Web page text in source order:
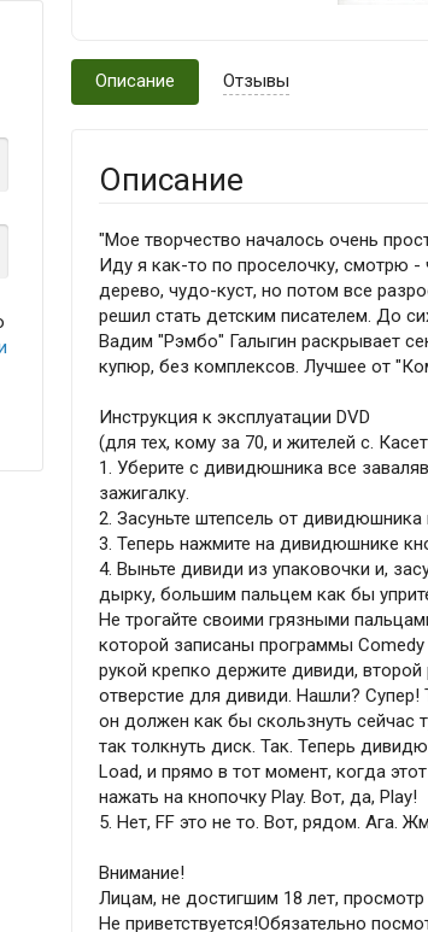
Описание Отзывы
Описание
"Мое творчество началось очень
Иду я как-то по проселочку, смотрю -
дерево, чудо-куст, но потом все
решил стать детским писателем. До
Вадим "Рэмбо" Галыгин раскрывает
купюр, без комплексов. Лучшее от
Инструкция к эксплуатации DVD
(для тех, кому за 70, и жителей с.
1. Уберите с дивидюшника все
зажигалку.
2. Засуньте штепсель от дивидюшника
3. Теперь нажмите на дивидюшнике
4. Выньте дивиди из упаковочки и,
дырку, большим пальцем как бы
Не трогайте своими грязными
которой записаны программы
рукой крепко держите дивиди,
отверстие для дивиди. Нашли? Супер!
он должен как бы скользнуть сейчас
так толкнуть диск. Так. Теперь
Load, и прямо в тот момент, когда
нажать на кнопочку Play. Вот, да, Play!
5. Нет, FF это не то. Вот, рядом. Ага.
Внимание!
Лицам, не достигшим 18 лет,
Не приветствуется!Обязательно